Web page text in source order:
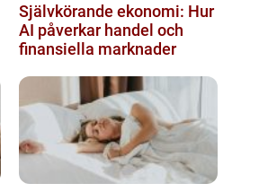
Självkörande ekonomi: Hur
AI påverkar handel och
finansiella marknader